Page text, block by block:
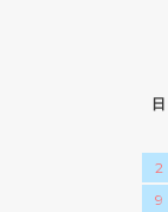
日
2
9